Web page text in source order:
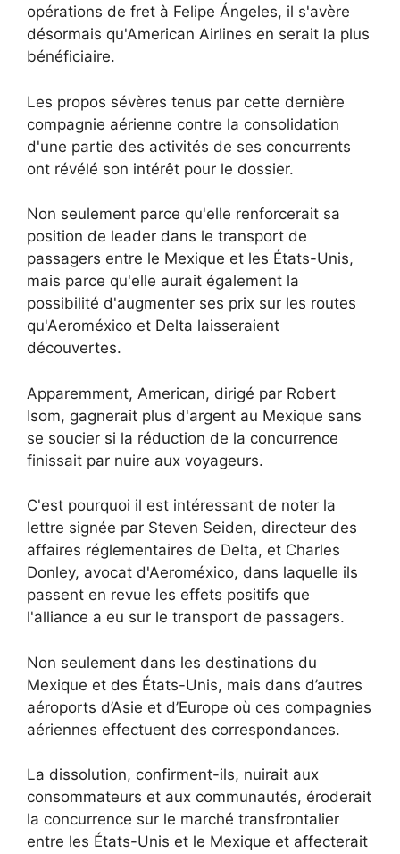
opérations de fret à Felipe Ángeles, il s'avère
désormais qu'American Airlines en serait la plus
bénéficiaire.
Les propos sévères tenus par cette dernière
compagnie aérienne contre la consolidation
d'une partie des activités de ses concurrents
ont révélé son intérêt pour le dossier.
Non seulement parce qu'elle renforcerait sa
position de leader dans le transport de
passagers entre le Mexique et les États-Unis,
mais parce qu'elle aurait également la
possibilité d'augmenter ses prix sur les routes
qu'Aeroméxico et Delta laisseraient
découvertes.
Apparemment, American, dirigé par Robert
Isom, gagnerait plus d'argent au Mexique sans
se soucier si la réduction de la concurrence
finissait par nuire aux voyageurs.
C'est pourquoi il est intéressant de noter la
lettre signée par Steven Seiden, directeur des
affaires réglementaires de Delta, et Charles
Donley, avocat d'Aeroméxico, dans laquelle ils
passent en revue les effets positifs que
l'alliance a eu sur le transport de passagers.
Non seulement dans les destinations du
Mexique et des États-Unis, mais dans d’autres
aéroports d’Asie et d’Europe où ces compagnies
aériennes effectuent des correspondances.
La dissolution, confirment-ils, nuirait aux
consommateurs et aux communautés, éroderait
la concurrence sur le marché transfrontalier
entre les États-Unis et le Mexique et affecterait